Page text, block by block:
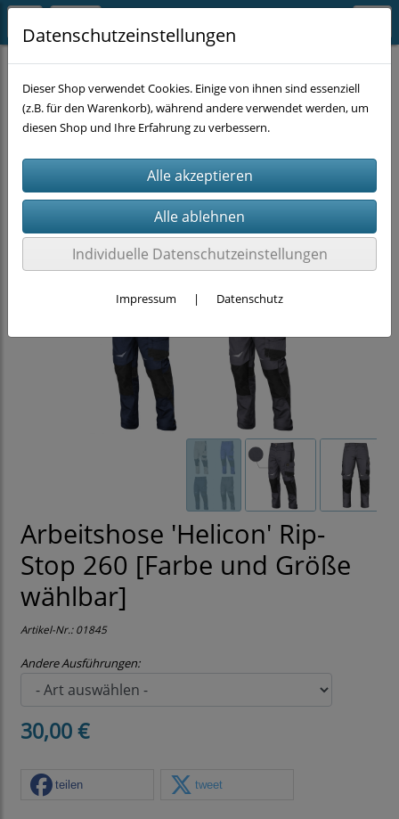
ARBEITSKLEIDUNG Hosen
Arbeitshose 'Helicon' Rip-
Stop 260 [Farbe und Größe
wählbar]
Artikel-Nr.:01845
Andere Ausführungen:
30,00 €
teilen tweet
Datenschutzeinstellungen
Dieser Shop verwendet Cookies. Einige von ihnen sind essenziell
(z.B. für den Warenkorb), während andere verwendet werden, um
diesen Shop und Ihre Erfahrung zu verbessern.
Individuelle Datenschutzeinstellungen
Impressum | Datenschutz